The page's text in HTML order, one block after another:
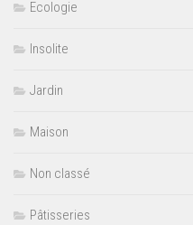
Ecologie
Insolite
Jardin
Maison
Non classé
Pâtisseries